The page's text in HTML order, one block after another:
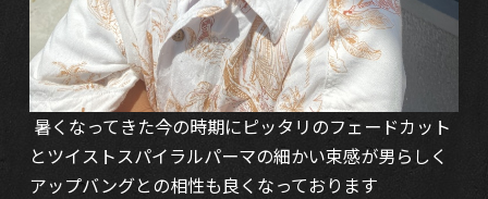
暑くなってきた今の時期にピッタリのフェードカット
とツイストスパイラルパーマの細かい束感が男らしく
アップバングとの相性も良くなっております